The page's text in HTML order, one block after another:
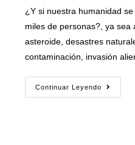
¿Y si nuestra humanidad
miles de personas?, ya sea
asteroide, desastres
contaminación, invasión
Continuar Leyendo